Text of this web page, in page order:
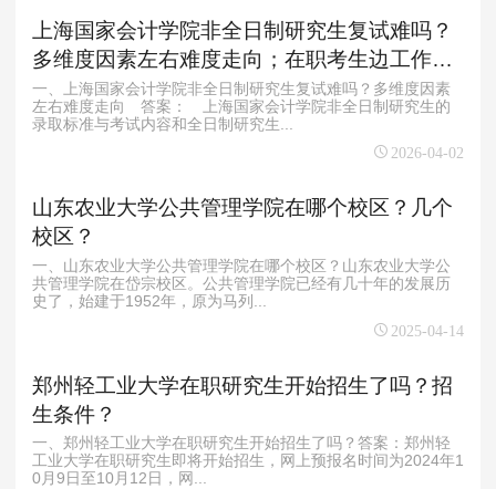
上海国家会计学院非全日制研究生复试难吗？
多维度因素左右难度走向；在职考生边工作边
备考上海国家会计学院非全日制研究生的可行
性与适配性
一、上海国家会计学院非全日制研究生复试难吗？多维度因素
左右难度走向 答案： 上海国家会计学院非全日制研究生的
录取标准与考试内容和全日制研究生...
2026-04-02
山东农业大学公共管理学院在哪个校区？几个
校区？
一、山东农业大学公共管理学院在哪个校区？山东农业大学公
共管理学院在岱宗校区。公共管理学院已经有几十年的发展历
史了，始建于1952年，原为马列...
2025-04-14
郑州轻工业大学在职研究生开始招生了吗？招
生条件？
一、郑州轻工业大学在职研究生开始招生了吗？答案：郑州轻
工业大学在职研究生即将开始招生，网上预报名时间为2024年1
0月9日至10月12日，网...